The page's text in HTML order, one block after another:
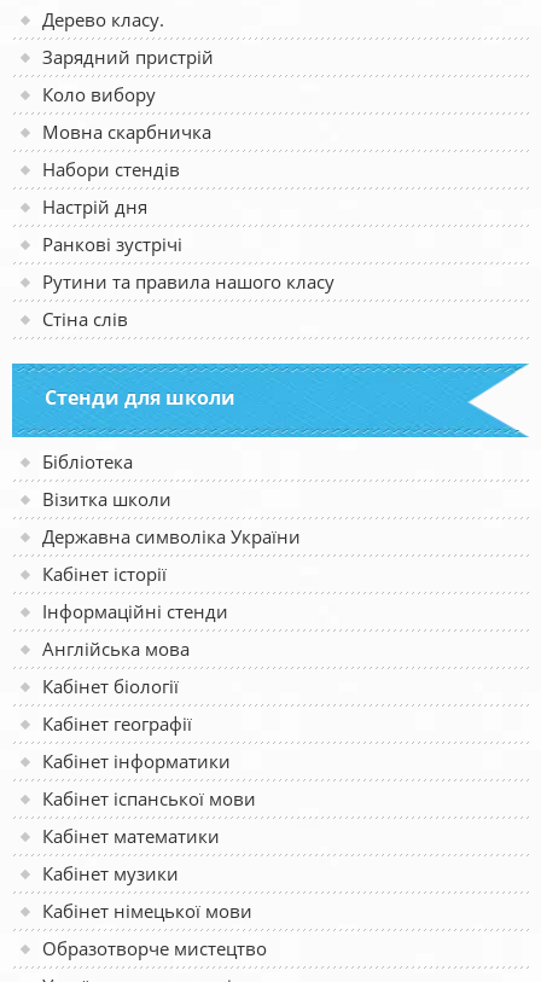
Дерево класу.
Зарядний пристрій
Коло вибору
Мовна скарбничка
Набори стендів
Настрій дня
Ранкові зустрічі
Рутини та правила нашого класу
Стіна слів
Стенди для школи
Бібліотека
Візитка школи
Державна символіка України
Кабінет історії
Інформаційні стенди
Англійська мова
Кабінет біології
Кабінет географії
Кабінет інформатики
Кабінет іспанської мови
Кабінет математики
Кабінет музики
Кабінет німецької мови
Образотворче мистецтво